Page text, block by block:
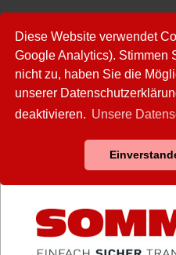
Diese Website verwendet
Google Analytics). Stimmen
nicht zu, haben Sie die
unserer
deaktivieren. Unsere